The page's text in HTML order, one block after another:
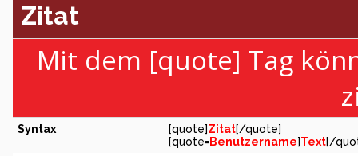
Zitat
Mit dem [quote] Tag
Syntax [quote]Zitat[/quote]
[quote=Benutzername]Text[/